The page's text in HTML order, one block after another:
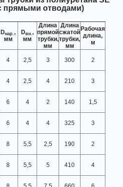
прямыми отводами)
Dнар.,
мм
Dвн.,
мм
Длина
прямой
трубки,
мм
Длина
сжатой
трубки,
мм
Рабочая
длина,
м
4 2,5 3 300 2
4 2,5 4 210 3
6 4 2 140 1,5
6 4 4 325 3
8 5,5 2,5 190 2
8 5,5 5 410 4